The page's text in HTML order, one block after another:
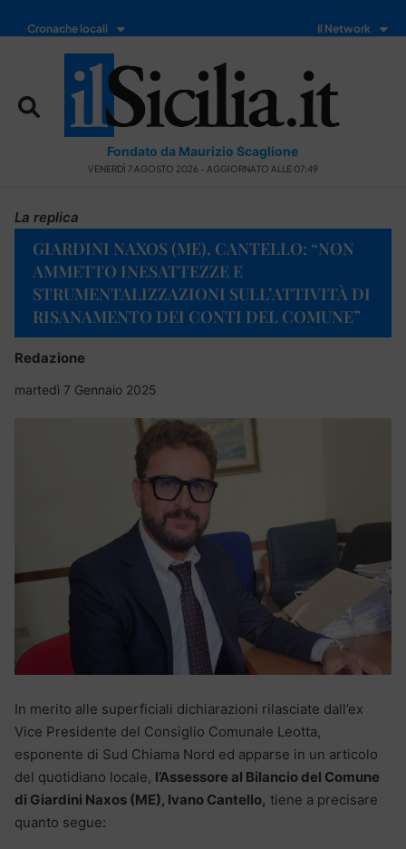
Cronache locali Il Network
Fondato da Maurizio Scaglione
VENERDÌ 7 AGOSTO 2026 - AGGIORNATO ALLE 07:49
La replica
GIARDINI NAXOS (ME), CANTELLO: “NON
AMMETTO INESATTEZZE E
STRUMENTALIZZAZIONI SULL’ATTIVITÀ DI
RISANAMENTO DEI CONTI DEL COMUNE”
Redazione
martedì 7 Gennaio 2025
In merito alle superficiali dichiarazioni rilasciate dall’ex
Vice Presidente del Consiglio Comunale Leotta,
esponente di Sud Chiama Nord ed apparse in un articolo
del quotidiano locale, l’Assessore al Bilancio del Comune
di Giardini Naxos (ME), Ivano Cantello, tiene a precisare
quanto segue: